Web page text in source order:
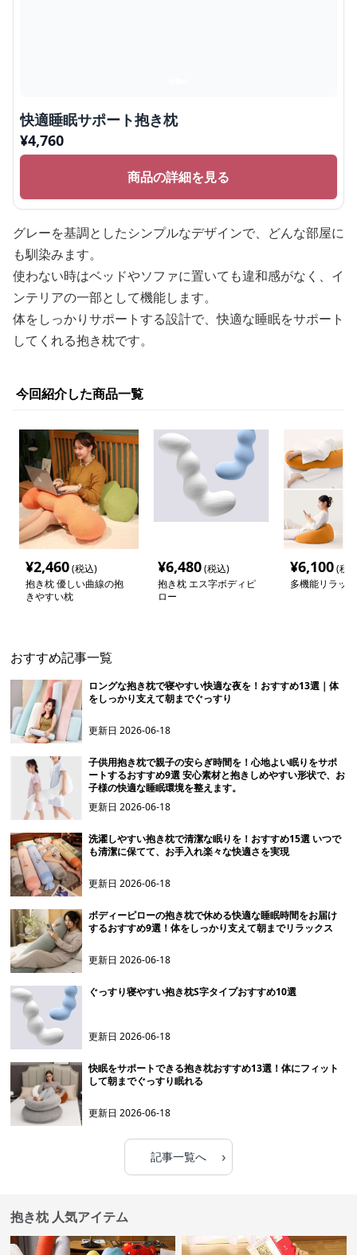
快適睡眠サポート抱き枕
¥4,760
商品の詳細を見る
グレーを基調としたシンプルなデザインで、どんな部屋に
も馴染みます。
使わない時はベッドやソファに置いても違和感がなく、イ
ンテリアの一部として機能します。
体をしっかりサポートする設計で、快適な睡眠をサポート
してくれる抱き枕です。
今回紹介した商品一覧
¥2,460(税込)
抱き枕 優しい曲線の抱
きやすい枕
¥6,480(税込)
抱き枕 エス字ボディピ
ロー
¥6,100(税
多機能リラッ
おすすめ記事一覧
ロングな抱き枕で寝やすい快適な夜を！おすすめ13選｜体
をしっかり支えて朝までぐっすり
更新日2026-06-18
子供用抱き枕で親子の安らぎ時間を！心地よい眠りをサポ
ートするおすすめ9選 安心素材と抱きしめやすい形状で、お
子様の快適な睡眠環境を整えます。
更新日2026-06-18
洗濯しやすい抱き枕で清潔な眠りを！おすすめ15選 いつで
も清潔に保てて、お手入れ楽々な快適さを実現
更新日2026-06-18
ボディーピローの抱き枕で休める快適な睡眠時間をお届け
するおすすめ9選！体をしっかり支えて朝までリラックス
更新日2026-06-18
ぐっすり寝やすい抱き枕S字タイプおすすめ10選
更新日2026-06-18
快眠をサポートできる抱き枕おすすめ13選！体にフィット
して朝までぐっすり眠れる
更新日2026-06-18
記事一覧へ ›
抱き枕 人気アイテム